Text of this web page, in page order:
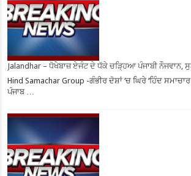
Jalandhar – ਧੋਖੇਬਾਜ਼ ਏਜੰਟ ਦੇ ਧੱਕੇ ਚੜ੍ਹਿਆ ਪੰਜਾਬੀ ਨੌਜਵਾਨ,
Hind Samachar Group -ਗੰਭੀਰ ਦੋਸ਼ਾਂ ‘ਚ ਘਿਰੇ ‘ਹਿੰਦ
ਪੰਜਾਬ …